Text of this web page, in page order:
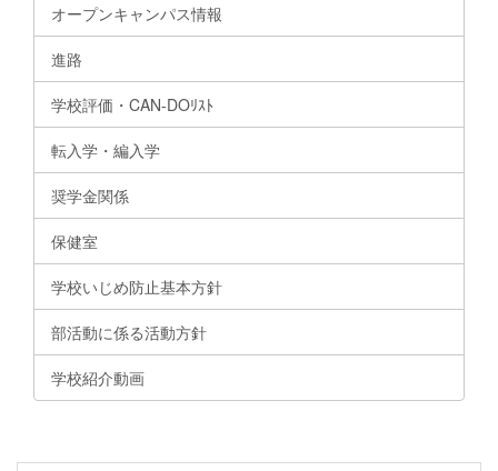
オープンキャンパス情報
進路
学校評価・CAN-DOﾘｽﾄ
転入学・編入学
奨学金関係
保健室
学校いじめ防止基本方針
部活動に係る活動方針
学校紹介動画